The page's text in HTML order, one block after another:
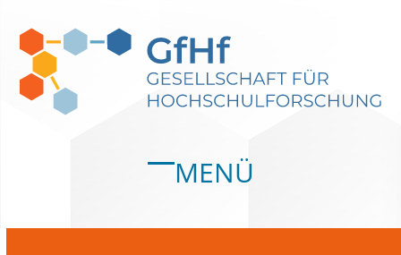
content
MENÜ
Open
Close